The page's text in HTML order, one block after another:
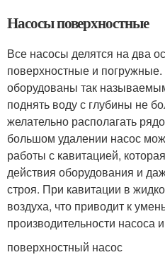
Насосы поверхностные
Все насосы делятся на два
поверхностные и
оборудованы так
поднять воду с глубины не
желательно располагать
большом удалении насос
работы с кавитацией,
действия оборудования и
строя. При кавитации в
воздуха, что приводит к
производительности насоса
поверхностный насос